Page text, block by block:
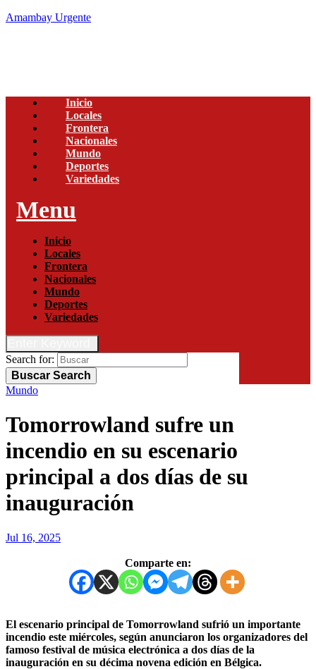
Amambay Urgente
Inicio
Locales
Frontera
Nacionales
Mundo
Deportes
Variedades
Menu
Inicio
Locales
Frontera
Nacionales
Mundo
Deportes
Variedades
Search for:
Buscar Search
Mundo
Tomorrowland sufre un
incendio en su escenario
principal a dos días de su
inauguración
Jul 16, 2025
Comparte en:
El escenario principal de Tomorrowland sufrió un importante
incendio este miércoles, según anunciaron los organizadores del
famoso festival de música electrónica a dos días de la
inauguración en su décima novena edición en Bélgica.